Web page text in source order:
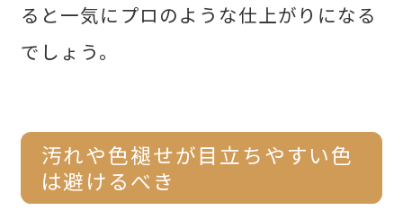
ると一気にプロのような仕上がりになる
でしょう。
汚れや色褪せが目立ちやすい色
は避けるべき